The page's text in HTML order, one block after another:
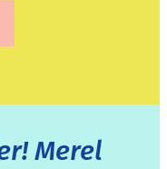
Merel